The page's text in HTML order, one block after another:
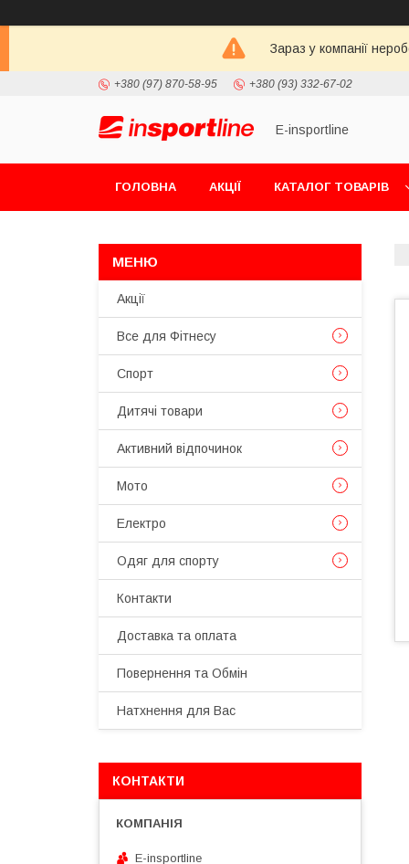
Зараз у компанії
+380 (97) 870-58-95 +380 (93) 332-67-02
E-insportline
ГОЛОВНА АКЦІЇ КАТАЛОГ ТОВАРІВ
Акції
Все для Фітнесу
Спорт
Дитячі товари
Активний відпочинок
Мото
Електро
Одяг для спорту
Контакти
Доставка та оплата
Повернення та Обмін
Натхнення для Вас
КОНТАКТИ
E-insportline